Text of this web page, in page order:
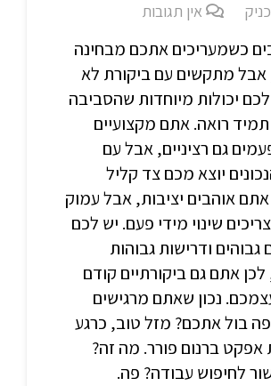
אין תגובות
כשמעריכים אתכם מבחינה
אבל מתקשים עם ביקורת לא
לכם יכולות מיוחדות שהסביבה
רואה. אתם מקצועיים
גם רציניים, אבל עם
יוצא מכם צד קליל
אוהבים יציבות, אבל עמוק
שינוי מידי פעם. יש לכם
ודרישות גבוהות
אתם גם ביקורתיים קודם
נכון שאתם מרגישים
בול אתכם? מזל טוב, כרגע
אפקט ברנום פורר. מה זה?
לחיפוש עבודה? פה.